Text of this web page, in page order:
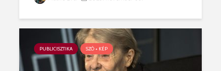
PUBLICISZTIKA SZÓ + KÉP